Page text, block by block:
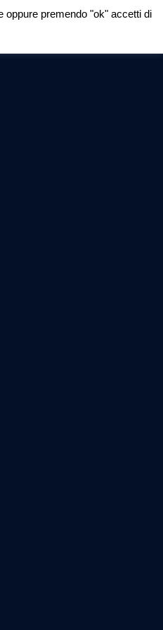
oppure premendo "ok" accetti di